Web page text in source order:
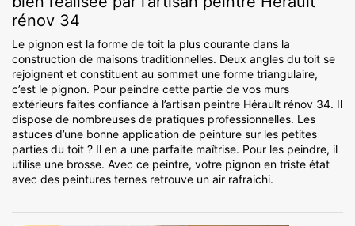
rénov 34
Le pignon est la forme de toit la plus courante dans la
construction de maisons traditionnelles. Deux angles du toit se
rejoignent et constituent au sommet une forme triangulaire,
c’est le pignon. Pour peindre cette partie de vos murs
extérieurs faites confiance à l’artisan peintre Hérault rénov 34. Il
dispose de nombreuses de pratiques professionnelles. Les
astuces d’une bonne application de peinture sur les petites
parties du toit ? Il en a une parfaite maîtrise. Pour les peindre, il
utilise une brosse. Avec ce peintre, votre pignon en triste état
avec des peintures ternes retrouve un air rafraichi.